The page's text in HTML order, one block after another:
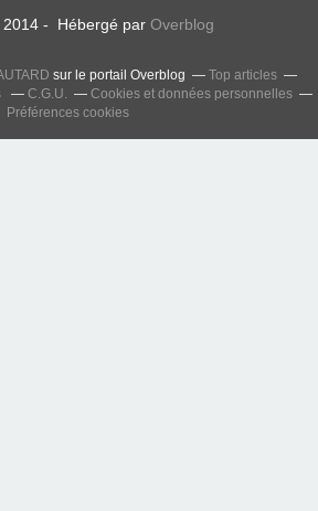
2014 - Hébergé par Overblog
sur le portail Overblog
Top articles
C.G.U.
Cookies et données personnelles
Préférences cookies